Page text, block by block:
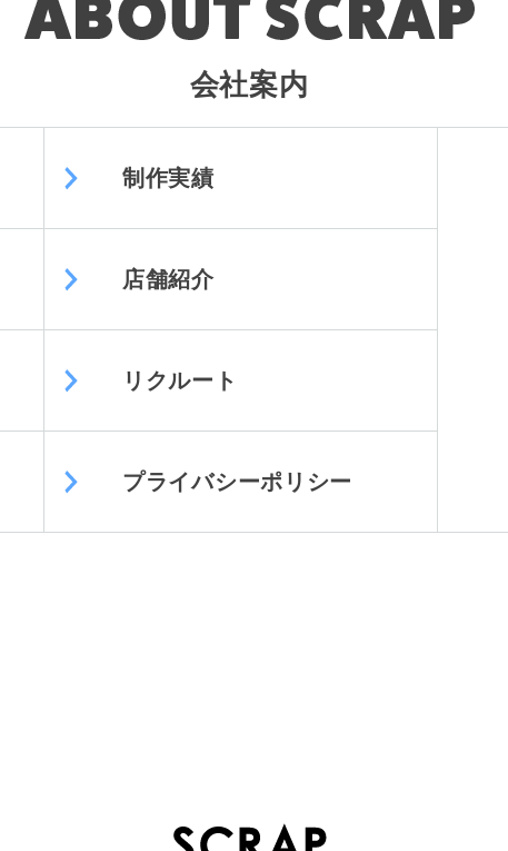
会社案内
制作実績
店舗紹介
リクルート
プライバシーポリシー